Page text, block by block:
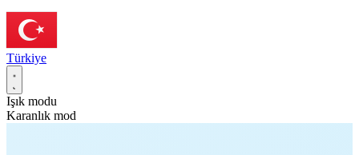
Türkiye
Işık modu
Karanlık mod